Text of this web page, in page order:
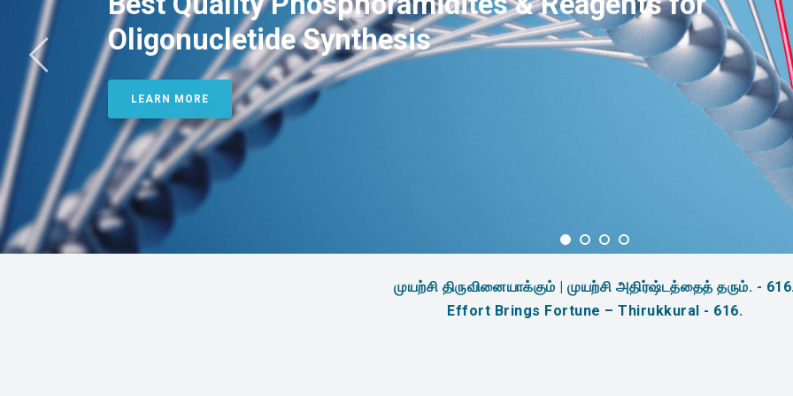
Oligonucletide Synthesis
LEARN MORE
முயற்சி திருவினையாக்கும் | முயற்சி அதிர்ஷ்டத்தைத் தரும். -
Effort Brings Fortune – Thirukkural - 616.